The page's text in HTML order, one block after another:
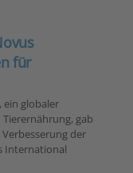
für
ein globaler
gab
der
International